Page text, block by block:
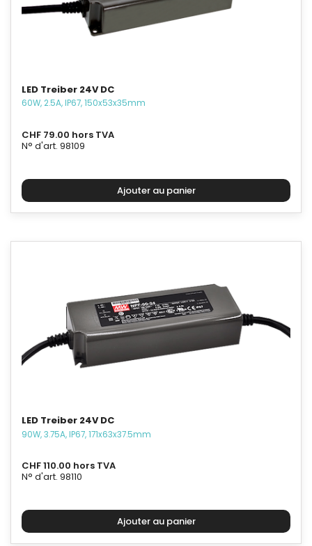
LED Treiber 24V DC
60W, 2.5A, IP67, 150x53x35mm
CHF 79.00 hors TVA
N° d'art. 98109
LED Treiber 24V DC
90W, 3.75A, IP67, 171x63x37.5mm
CHF 110.00 hors TVA
N° d'art. 98110